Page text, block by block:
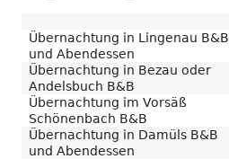
Übernachtung in Lingenau B&B
und Abendessen
Übernachtung in Bezau oder
Andelsbuch B&B
Übernachtung im Vorsäß
Schönenbach B&B
Übernachtung in Damüls B&B
und Abendessen